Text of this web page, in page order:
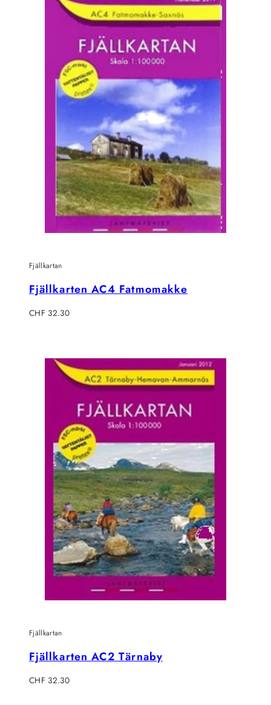
Fjällkartan
Fjällkarten AC4 Fatmomakke
Regulärer
CHF 32.30
Fjällkartan
Fjällkarten AC2 Tärnaby
Regulärer
CHF 32.30